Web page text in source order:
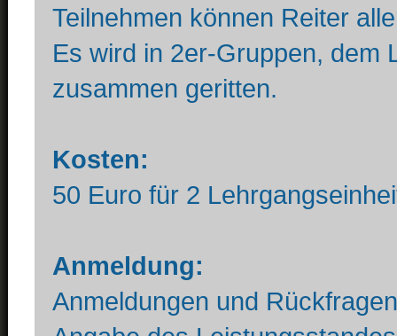
Teilnehmen können Reiter
Es wird in 2er-Gruppen, dem
zusammen geritten.
Kosten:
50 Euro für 2
Anmeldung:
Anmeldungen und